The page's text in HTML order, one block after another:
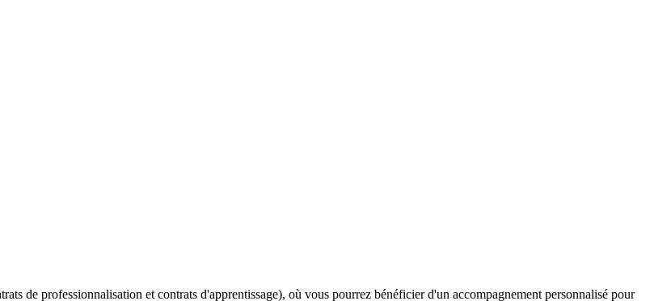
de professionnalisation et contrats d'apprentissage), où vous pourrez bénéficier d'un accompagnement personnalisé pour